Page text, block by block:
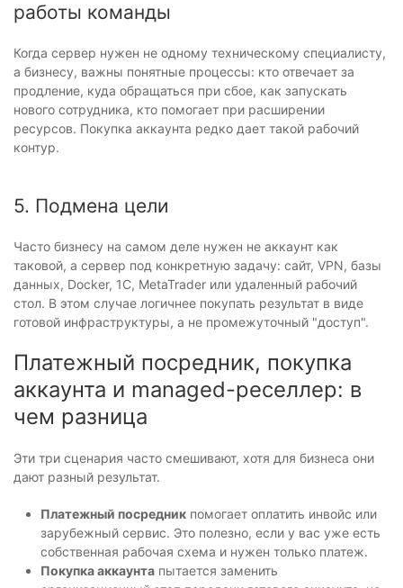
работы команды
Когда сервер нужен не одному техническому специалисту,
а бизнесу, важны понятные процессы: кто отвечает за
продление, куда обращаться при сбое, как запускать
нового сотрудника, кто помогает при расширении
ресурсов. Покупка аккаунта редко дает такой рабочий
контур.
5. Подмена цели
Часто бизнесу на самом деле нужен не аккаунт как
таковой, а сервер под конкретную задачу: сайт, VPN, базы
данных, Docker, 1С, MetaTrader или удаленный рабочий
стол. В этом случае логичнее покупать результат в виде
готовой инфраструктуры, а не промежуточный "доступ".
Платежный посредник, покупка
аккаунта и managed-реселлер: в
чем разница
Эти три сценария часто смешивают, хотя для бизнеса они
дают разный результат.
Платежный посредник помогает оплатить инвойс или
зарубежный сервис. Это полезно, если у вас уже есть
собственная рабочая схема и нужен только платеж.
Покупка аккаунта пытается заменить